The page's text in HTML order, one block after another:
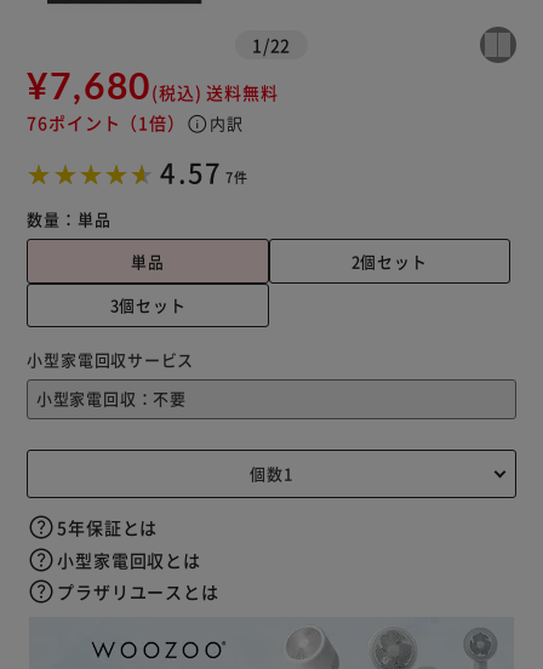
1 /22
¥7,680(税込) 送料無料
76ポイント （1倍） info 内訳
4.57 7件
数量： 単品
単品
2個セット
3個セット
小型家電回収サービス
5年保証とは
小型家電回収とは
プラザリユースとは
※ご確認ください